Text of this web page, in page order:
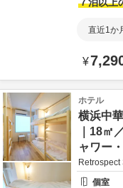
直近1か
¥
ホテル
横浜中
｜18㎡
ャワー
個室